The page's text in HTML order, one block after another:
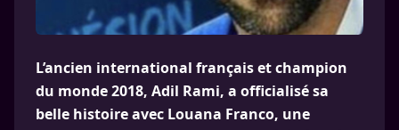
L’ancien international français et champion
du monde 2018, Adil Rami, a officialisé sa
belle histoire avec Louana Franco, une